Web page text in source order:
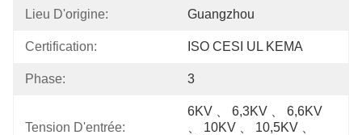
Lieu D'origine: Guangzhou
Certification: ISO CESI UL KEMA
Phase: 3
Tension D'entrée:
6KV 、 6,3KV 、 6,6KV
、 10KV 、 10,5KV 、